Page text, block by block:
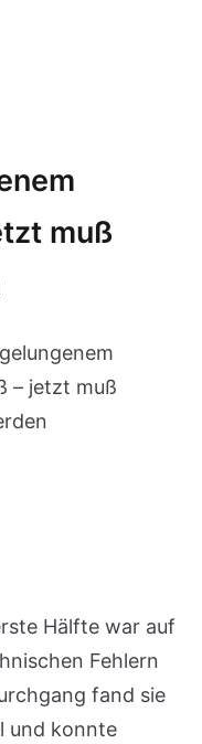
muß
Hälfte war auf
Fehlern
fand sie
und konnte